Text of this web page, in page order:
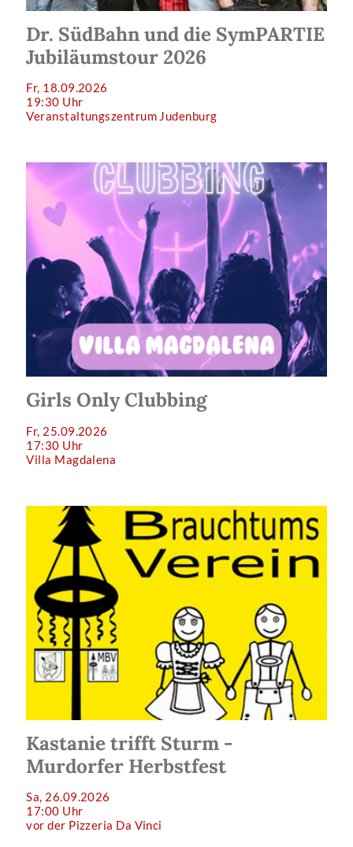
Dr. SüdBahn und die SymPARTIE
Jubiläumstour 2026
Fr, 18.09.2026
19:30 Uhr
Veranstaltungszentrum Judenburg
Girls Only Clubbing
Fr, 25.09.2026
17:30 Uhr
Villa Magdalena
Kastanie trifft Sturm -
Murdorfer Herbstfest
Sa, 26.09.2026
17:00 Uhr
vor der Pizzeria Da Vinci